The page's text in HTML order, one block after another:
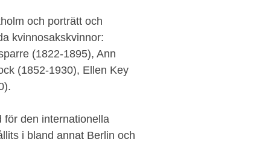
och porträtt och
kvinnosakskvinnor:
(1822-1895), Ann
(1852-1930), Ellen Key
för den internationella
i bland annat Berlin och